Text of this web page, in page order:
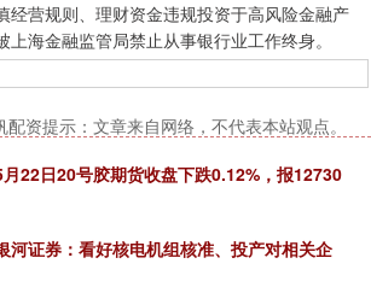
经营规则、理财资金违规投资于高风险金融产
海金融监管局禁止从事银行业工作终身。
配资提示：文章来自网络，不代表本站观点。
22日20号胶期货收盘下跌0.12%，报12730
河证券：看好核电机组核准、投产对相关企